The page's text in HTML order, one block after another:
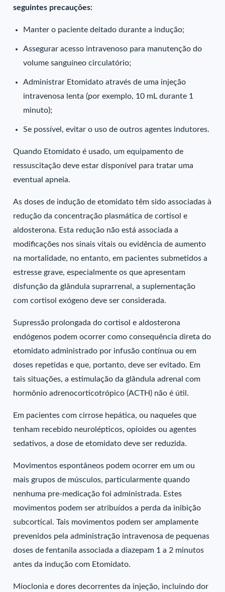
seguintes precauções:
Manter o paciente deitado durante a indução;
Assegurar acesso intravenoso para manutenção do
volume sanguíneo circulatório;
Administrar Etomidato através de uma injeção
intravenosa lenta (por exemplo, 10 mL durante 1
minuto);
Se possível, evitar o uso de outros agentes indutores.
Quando Etomidato é usado, um equipamento de
ressuscitação deve estar disponível para tratar uma
eventual apneia.
As doses de indução de etomidato têm sido associadas à
redução da concentração plasmática de cortisol e
aldosterona. Esta redução não está associada a
modificações nos sinais vitais ou evidência de aumento
na mortalidade, no entanto, em pacientes submetidos a
estresse grave, especialmente os que apresentam
disfunção da glândula suprarrenal, a suplementação
com cortisol exógeno deve ser considerada.
Supressão prolongada do cortisol e aldosterona
endógenos podem ocorrer como consequência direta do
etomidato administrado por infusão contínua ou em
doses repetidas e que, portanto, deve ser evitado. Em
tais situações, a estimulação da glândula adrenal com
hormônio adrenocorticotrópico (ACTH) não é útil.
Em pacientes com cirrose hepática, ou naqueles que
tenham recebido neurolépticos, opioides ou agentes
sedativos, a dose de etomidato deve ser reduzida.
Movimentos espontâneos podem ocorrer em um ou
mais grupos de músculos, particularmente quando
nenhuma pre-medicação foi administrada. Estes
movimentos podem ser atribuídos a perda da inibição
subcortical. Tais movimentos podem ser amplamente
prevenidos pela administração intravenosa de pequenas
doses de fentanila associada a diazepam 1 a 2 minutos
antes da indução com Etomidato.
Mioclonia e dores decorrentes da injeção, incluindo dor